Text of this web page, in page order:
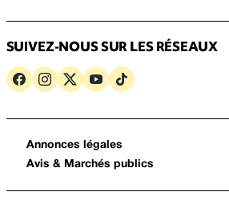
SUIVEZ-NOUS SUR LES RÉSEAUX
Annonces légales
Avis & Marchés publics